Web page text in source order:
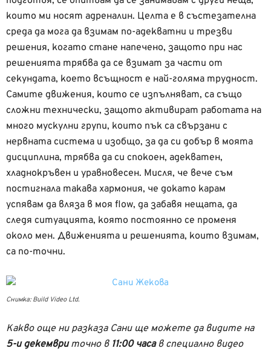
които ми носят адреналин. Целта е в състезателна
среда да мога да взимам по-адекватни и трезви
решения, когато стане напечено, защото при нас
решенията трябва да се взимат за части от
секундата, което всъщност е най-голяма трудност.
Самите движения, които се изпълняват, са също
сложни технически, защото активират работата на
много мускулни групи, които пък са свързани с
нервната система и изобщо, за да си добър в моята
дисциплина, трябва да си спокоен, адекватен,
хладнокръвен и уравновесен. Мисля, че вече съм
постигнала такава хармония, че докато карам
успявам да вляза в моя flow, да забавя нещата, да
следя ситуацията, която постоянно се променя
около мен. Движенията и решенията, които взимам,
са по-точни.
Снимка: Build Video Ltd.
Какво още ни разказа Сани ще можете да видите на
5-и декемвриточно в 11:00 часав специално видео